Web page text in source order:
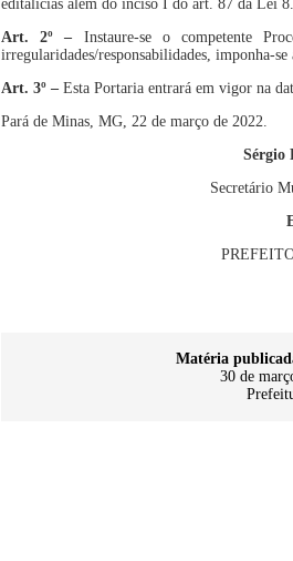
editalícias além do inciso I do art. 87 da Lei
Art. 2º – Instaure-se o competente
irregularidades/responsabilidades, imponha-se
Art. 3º – Esta Portaria entrará em vigor na
Pará de Minas, MG, 22 de março de 2022.
Sérgio
Secretário
Matéria
30 de